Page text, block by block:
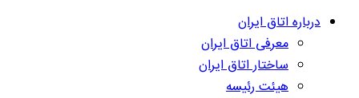
درباره اتاق ایران
معرفی اتاق ایران
ساختار اتاق ایران
هیئت رئیسه